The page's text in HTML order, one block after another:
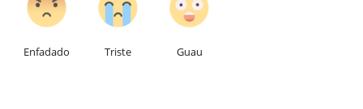
Enfadado Triste Guau